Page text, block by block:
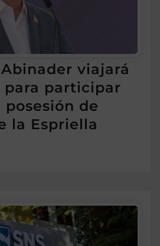
viajará
para participar
de
la Espriella